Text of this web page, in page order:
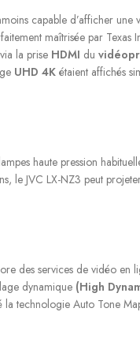
capable d’afficher une
maîtrisée par Texas
la prise HDMI du
UHD 4K étaient affichés
haute pression
le JVC LX-NZ3 peut
des services de vidéo en
dynamique (High
la technologie Auto Tone